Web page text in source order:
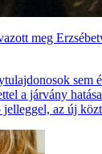
meg
sem
a járvány
az új